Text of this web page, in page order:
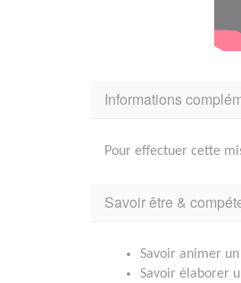
Informations
Pour effectuer cette
Savoir être &
Savoir animer
Savoir élaborer